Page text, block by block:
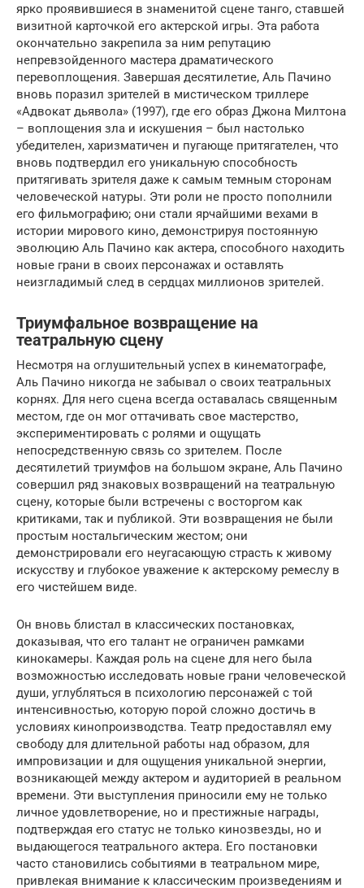
ярко проявившиеся в знаменитой сцене танго, ставшей
визитной карточкой его актерской игры. Эта работа
окончательно закрепила за ним репутацию
непревзойденного мастера драматического
перевоплощения. Завершая десятилетие, Аль Пачино
вновь поразил зрителей в мистическом триллере
«Адвокат дьявола» (1997), где его образ Джона Милтона
– воплощения зла и искушения – был настолько
убедителен, харизматичен и пугающе притягателен, что
вновь подтвердил его уникальную способность
притягивать зрителя даже к самым темным сторонам
человеческой натуры. Эти роли не просто пополнили
его фильмографию; они стали ярчайшими вехами в
истории мирового кино, демонстрируя постоянную
эволюцию Аль Пачино как актера, способного находить
новые грани в своих персонажах и оставлять
неизгладимый след в сердцах миллионов зрителей.
Триумфальное возвращение на
театральную сцену
Несмотря на оглушительный успех в кинематографе,
Аль Пачино никогда не забывал о своих театральных
корнях. Для него сцена всегда оставалась священным
местом, где он мог оттачивать свое мастерство,
экспериментировать с ролями и ощущать
непосредственную связь со зрителем. После
десятилетий триумфов на большом экране, Аль Пачино
совершил ряд знаковых возвращений на театральную
сцену, которые были встречены с восторгом как
критиками, так и публикой. Эти возвращения не были
простым ностальгическим жестом; они
демонстрировали его неугасающую страсть к живому
искусству и глубокое уважение к актерскому ремеслу в
его чистейшем виде.
Он вновь блистал в классических постановках,
доказывая, что его талант не ограничен рамками
кинокамеры. Каждая роль на сцене для него была
возможностью исследовать новые грани человеческой
души, углубляться в психологию персонажей с той
интенсивностью, которую порой сложно достичь в
условиях кинопроизводства. Театр предоставлял ему
свободу для длительной работы над образом, для
импровизации и для ощущения уникальной энергии,
возникающей между актером и аудиторией в реальном
времени. Эти выступления приносили ему не только
личное удовлетворение, но и престижные награды,
подтверждая его статус не только кинозвезды, но и
выдающегося театрального актера. Его постановки
часто становились событиями в театральном мире,
привлекая внимание к классическим произведениям и